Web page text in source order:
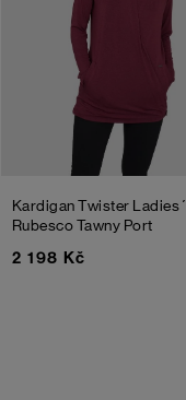
Kardigan Twister Ladies´
RubescoTawny Port
2 198 Kč